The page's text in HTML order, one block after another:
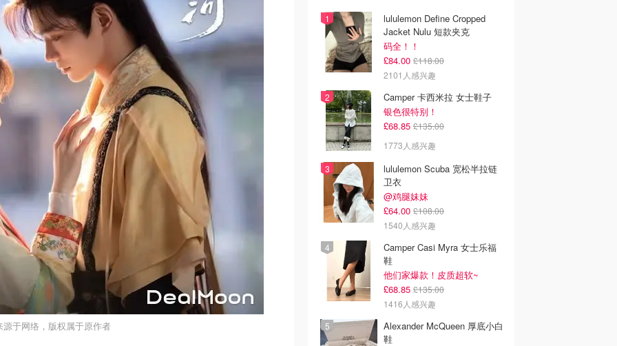
源于网络，版权属于原作者
lululemon Define Cropped
Jacket Nulu 短款夹克
码全！！
£84.00 £118.00
2101人感兴趣
Camper 卡西米拉 女士鞋子
银色很特别！
£68.85 £135.00
1773人感兴趣
lululemon Scuba 宽松半拉链
卫衣
@鸡腿妹妹
£64.00 £108.00
1540人感兴趣
Camper Casi Myra 女士乐福
鞋
他们家爆款！皮质超软~
£68.85 £135.00
1416人感兴趣
Alexander McQueen 厚底小白
鞋